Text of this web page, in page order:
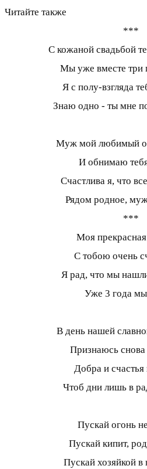
Читайте также
***
С кожаной свадьбой
Мы уже вместе три
Я с полу-взгляда
Знаю одно - ты мне
Муж мой любимый
И обнимаю
Счастлива я, что
Рядом родное,
***
Моя
С тобою очень
Я рад, что мы
Уже 3 года
В день нашей
Признаюсь
Добра и
Чтоб дни лишь в
Пускай огонь
Пускай кипит,
Пускай хозяйкой